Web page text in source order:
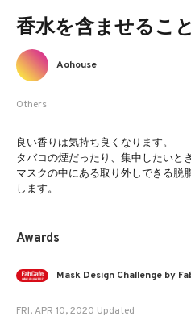
香水を含ませるこ
Others
Aohouse
良い香りは気持ち良くなります。
タバコの煙だったり、集中したいと
マスクの中にある取り外しできる脱
します。
Awards
Mask Design Challenge by
FRI, APR 10, 2020 Updated